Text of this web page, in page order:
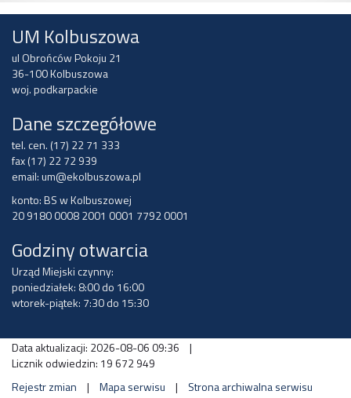
UM Kolbuszowa
ul Obrońców Pokoju 21
36-100 Kolbuszowa
woj. podkarpackie
Dane szczegółowe
tel. cen. (17) 22 71 333
fax (17) 22 72 939
email:um@ekolbuszowa.pl
konto: BS w Kolbuszowej
20 9180 0008 2001 0001 7792 0001
Godziny otwarcia
Urząd Miejski czynny:
poniedziałek: 8:00 do 16:00
wtorek-piątek: 7:30 do 15:30
Data aktualizacji: 2026-08-06 09:36
|
Licznik odwiedzin: 19 672 949
Rejestr zmian
| Mapa serwisu |
Strona archiwalna serwisu